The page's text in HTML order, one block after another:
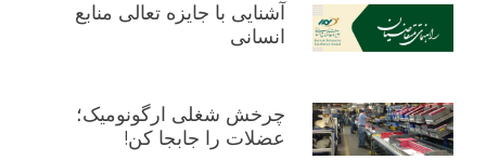
آشنایی با جایزه تعالی منابع
انسانی
چرخش شغلی ارگونومیک؛
عضلات را جابجا کن!